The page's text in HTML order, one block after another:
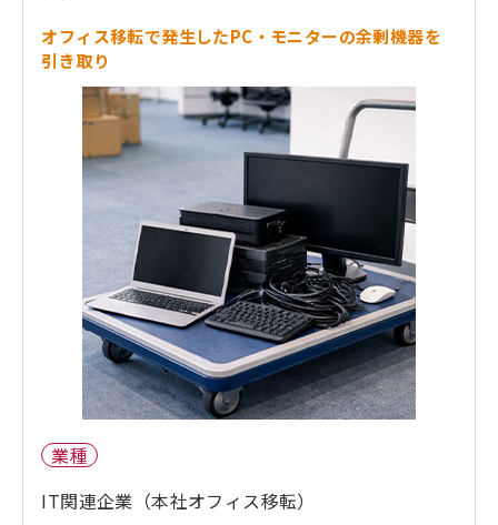
オフィス移転で発生したPC・モニターの余剰機器を
引き取り
業種
IT関連企業（本社オフィス移転）